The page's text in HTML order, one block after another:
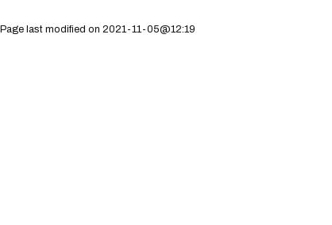
Page last modified on 2021-11-05@12:19